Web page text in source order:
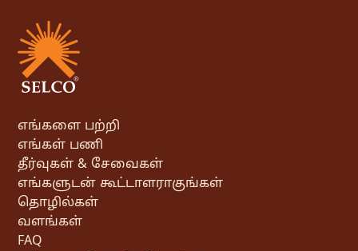
எங்களை பற்றி
எங்கள் பணி
தீர்வுகள் & சேவைகள்
எங்களுடன் கூட்டாளராகுங்கள்
தொழில்கள்
வளங்கள்
FAQ